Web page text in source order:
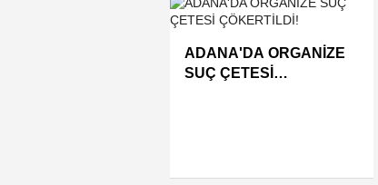
ADANA'DA ORGANİZE
SUÇ ÇETESİ